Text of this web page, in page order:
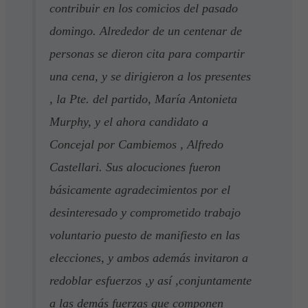
contribuir en los comicios del pasado
domingo. Alrededor de un centenar de
personas se dieron cita para compartir
una cena, y se dirigieron a los presentes
, la Pte. del partido, María Antonieta
Murphy, y el ahora candidato a
Concejal por Cambiemos , Alfredo
Castellari. Sus alocuciones fueron
básicamente agradecimientos por el
desinteresado y comprometido trabajo
voluntario puesto de manifiesto en las
elecciones, y ambos además invitaron a
redoblar esfuerzos ,y así ,conjuntamente
a las demás fuerzas que componen